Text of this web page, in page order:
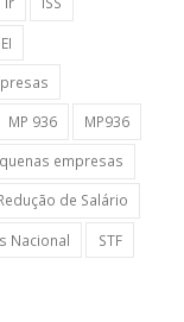
MP 936
MP936
empresas
de Salário
Nacional STF